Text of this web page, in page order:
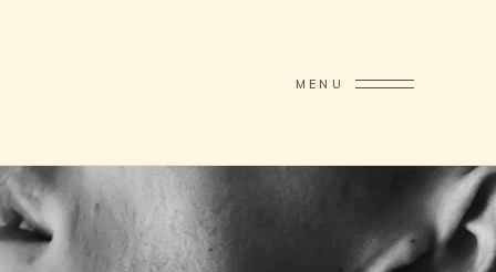
MENU